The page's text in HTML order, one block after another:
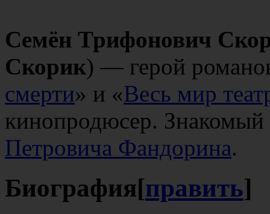
Семён Трифонович
Скорик) — герой
смерти» и «Весь мир
кинопродюсер.
Петровича Фандорина.
Биография[править]